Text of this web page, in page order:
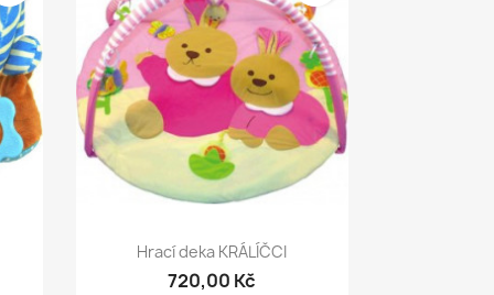
Rychlý náhled
Hrací deka KRÁLÍČCI
720,00 Kč